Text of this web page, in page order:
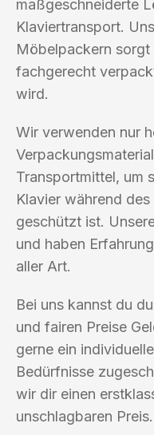
maßgeschneiderte
Klaviertransport.
Möbelpackern
fachgerecht
wird.
Wir verwenden nur
Transportmittel, um
Klavier während
geschützt ist.
und haben
aller Art.
Bei uns kannst du
und fairen Preise
gerne ein
Bedürfnisse
wir dir einen
unschlagbaren Preis.